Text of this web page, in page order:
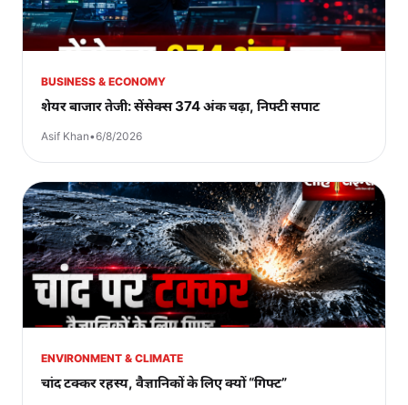
BUSINESS & ECONOMY
शेयर बाजार तेजी: सेंसेक्स 374 अंक चढ़ा, निफ्टी सपाट
Asif Khan•6/8/2026
ENVIRONMENT & CLIMATE
चांद टक्कर रहस्य, वैज्ञानिकों के लिए क्यों “गिफ्ट”